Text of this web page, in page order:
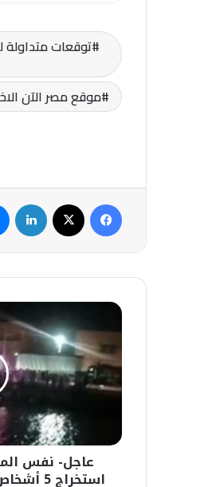
توقعات متداولة
موقع مصر الآن
فيسبوك
عاجل-
المأساة
تتكرر
بعد
أيام..
أشخاص
سقوط
عاجل- نفس